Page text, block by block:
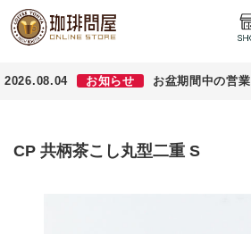
2026.08.04 お知らせ お盆期間中の営
CP 共柄茶こし丸型二重 S